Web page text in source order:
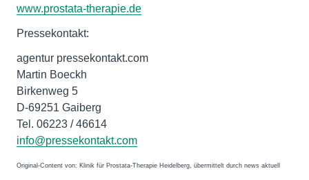
www.prostata-therapie.de
Pressekontakt:
agentur pressekontakt.com
Martin Boeckh
Birkenweg 5
D-69251 Gaiberg
Tel. 06223 / 46614
info@pressekontakt.com
Original-Content von: Klinik für Prostata-Therapie Heidelberg, übermittelt durch news aktuell